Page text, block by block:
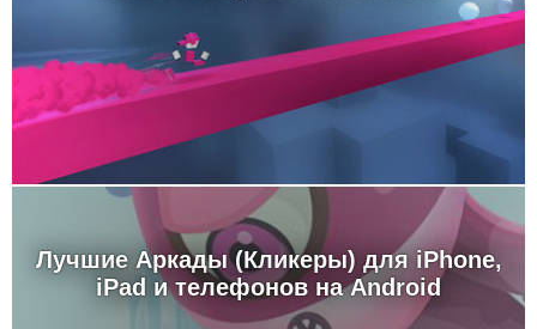
Лучшие Аркады (Кликеры) для iPhone,
iPad и телефонов на Android